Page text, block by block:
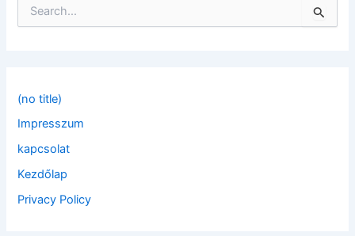
f
r
:
(no title)
Impresszum
kapcsolat
Kezdőlap
Privacy Policy